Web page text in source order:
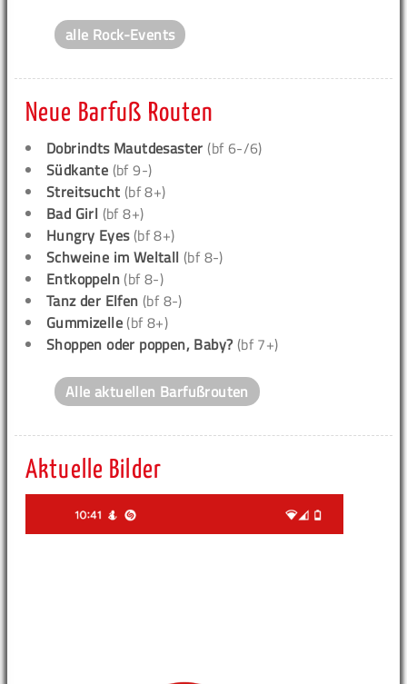
alle Rock-Events
Neue Barfuß Routen
Dobrindts Mautdesaster (bf 6-/6)
Südkante (bf 9-)
Streitsucht (bf 8+)
Bad Girl (bf 8+)
Hungry Eyes(bf 8+)
Schweine im Weltall (bf 8-)
Entkoppeln (bf 8-)
Tanz der Elfen (bf 8-)
Gummizelle (bf 8+)
Shoppen oder poppen, Baby? (bf 7+)
Alle aktuellen Barfußrouten
Aktuelle Bilder